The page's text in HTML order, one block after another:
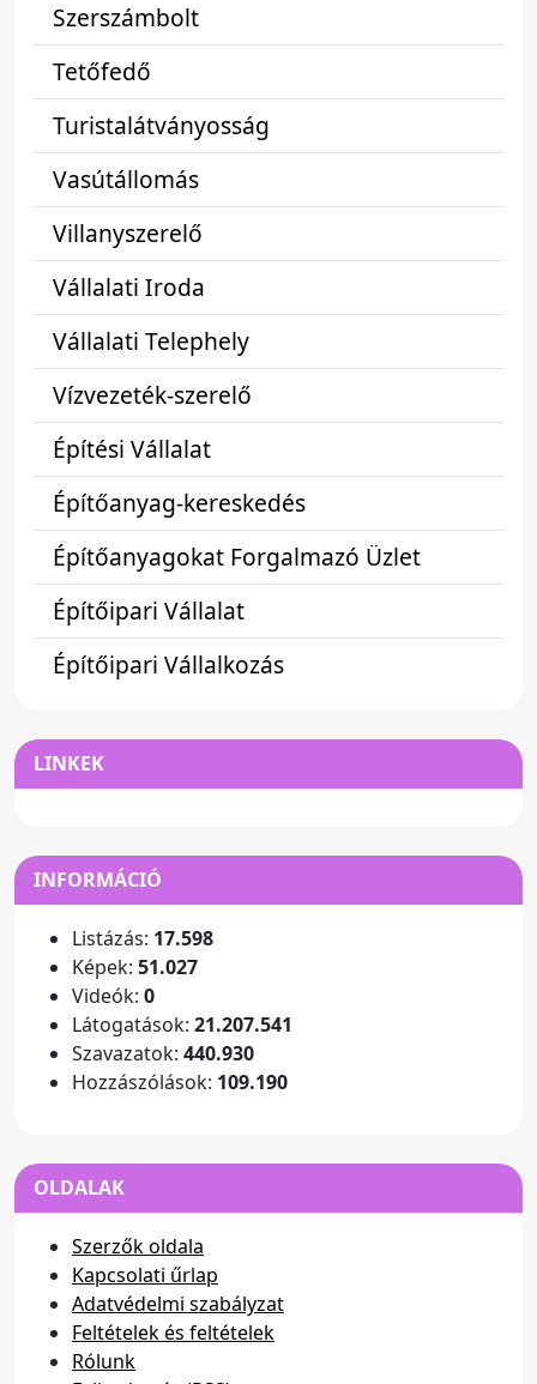
Szerszámbolt
Tetőfedő
Turistalátványosság
Vasútállomás
Villanyszerelő
Vállalati Iroda
Vállalati Telephely
Vízvezeték-szerelő
Építési Vállalat
Építőanyag-kereskedés
Építőanyagokat Forgalmazó Üzlet
Építőipari Vállalat
Építőipari Vállalkozás
LINKEK
INFORMÁCIÓ
Listázás: 17.598
Képek: 51.027
Videók: 0
Látogatások: 21.207.541
Szavazatok: 440.930
Hozzászólások: 109.190
OLDALAK
Szerzők oldala
Kapcsolati űrlap
Adatvédelmi szabályzat
Feltételek és feltételek
Rólunk